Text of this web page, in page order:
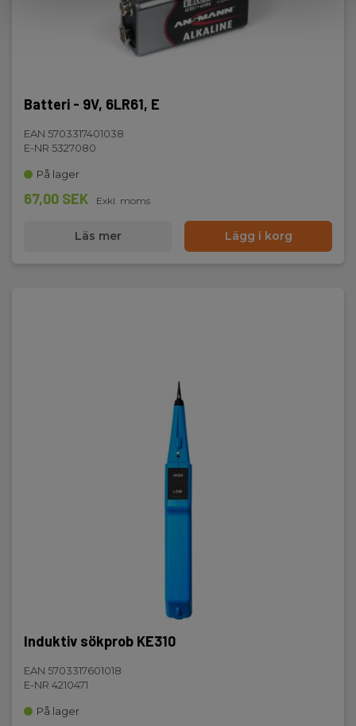
Batteri - 9V, 6LR61, E
EAN 5703317401038
E-NR 5327080
På lager
67,00 SEK Exkl. moms
Läs mer Lägg i korg
Induktiv sökprob KE310
EAN 5703317601018
E-NR 4210471
På lager